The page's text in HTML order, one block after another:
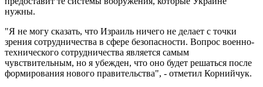
нужны.
"Я не могу сказать, что Израиль ничего не делает с точки
зрения сотрудничества в сфере безопасности. Вопрос военно-
технического сотрудничества является самым
чувствительным, но я убежден, что оно будет решаться после
формирования нового правительства", - отметил Корнийчук.